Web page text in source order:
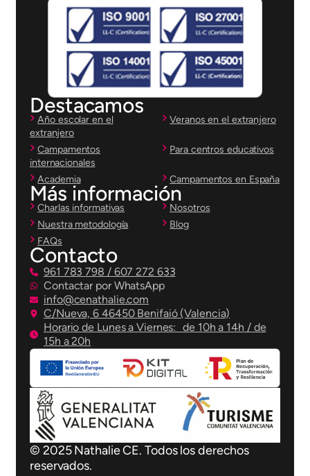
Destacamos
Año escolar en el
extranjero
Veranos en el extranjero
Campamentos
internacionales
Para centros educativos
Academia Campamentos en España
Más información
Charlas informativas
Nosotros
Nuestra metodología
Blog
FAQs
Contacto
961 783 798 / 607 272 633
Contactar por WhatsApp
info@cenathalie.com
C/Nueva, 6 46450 Benifaió (Valencia)
Horario de Lunes a Viernes: de 10h a 14h / de
15h a 20h
© 2025 Nathalie CE. Todos los derechos
reservados.